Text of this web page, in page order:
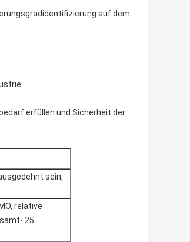
auf dem
erfüllen und Sicherheit der
sein,
relative
25